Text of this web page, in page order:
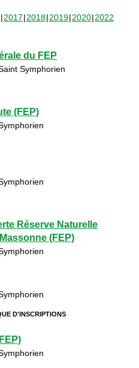
2017 2018 2019 2020 2022
du FEP
Symphorien
(FEP)
Réserve Naturelle
(FEP)
D'INSCRIPTIONS